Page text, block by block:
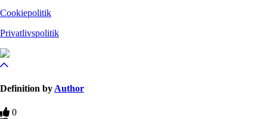
Cookiepolitik
Privatlivspolitik
Definition byAuthor
0